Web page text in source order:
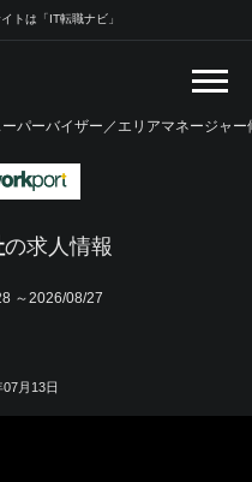
トは「IT転職ナビ」
ーパーバイザー／エリアマネージャ
の求人情報
～2026/08/27
月13日